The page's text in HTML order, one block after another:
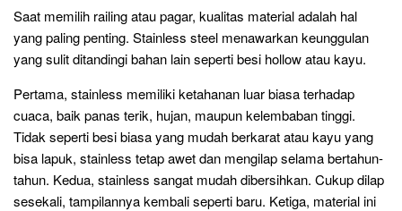
Saat memilih railing atau pagar, kualitas material adalah hal
yang paling penting. Stainless steel menawarkan keunggulan
yang sulit ditandingi bahan lain seperti besi hollow atau kayu.
Pertama, stainless memiliki ketahanan luar biasa terhadap
cuaca, baik panas terik, hujan, maupun kelembaban tinggi.
Tidak seperti besi biasa yang mudah berkarat atau kayu yang
bisa lapuk, stainless tetap awet dan mengilap selama bertahun-
tahun. Kedua, stainless sangat mudah dibersihkan. Cukup dilap
sesekali, tampilannya kembali seperti baru. Ketiga, material ini